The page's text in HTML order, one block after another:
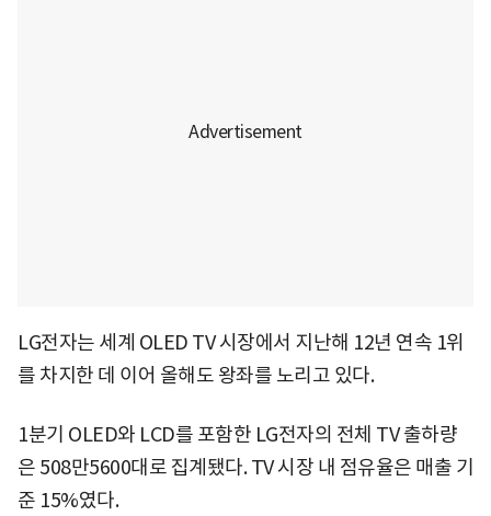
LG전자는 세계 OLED TV 시장에서 지난해 12년 연속 1위
를 차지한 데 이어 올해도 왕좌를 노리고 있다.
1분기 OLED와 LCD를 포함한 LG전자의 전체 TV 출하량
은 508만5600대로 집계됐다. TV 시장 내 점유율은 매출 기
준 15%였다.